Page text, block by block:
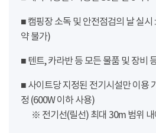
■ 캠핑장 소독 및 안전점검의 날 실시
약 불가)
■ 텐트, 카라반 등 모든 물품 및 장비
■ 사이트당 지정된 전기시설만 이용
정 (600W 이하 사용)
※ 전기선(릴선) 최대 30m 범위 내